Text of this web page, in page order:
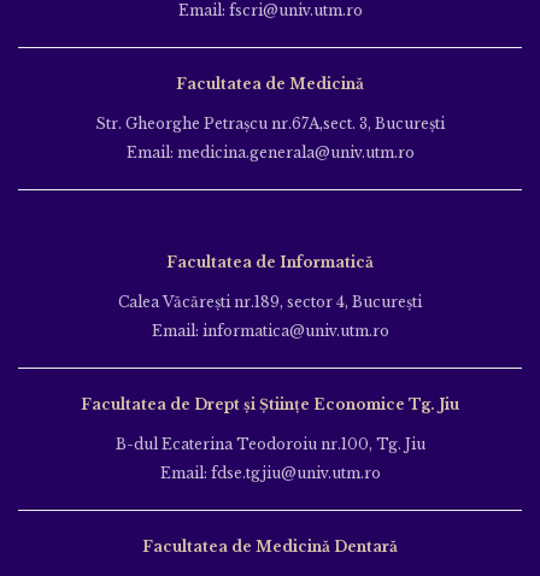
Email: fscri@univ.utm.ro
Facultatea de Medicină
Str. Gheorghe Petraşcu nr.67A,sect. 3, Bucureşti
Email: medicina.generala@univ.utm.ro
Facultatea de Informatică
Calea Văcăreşti nr.189, sector 4, Bucureşti
Email: informatica@univ.utm.ro
Facultatea de Drept și Științe Economice Tg. Jiu
B-dul Ecaterina Teodoroiu nr.100, Tg. Jiu
Email: fdse.tgjiu@univ.utm.ro
Facultatea de Medicină Dentară